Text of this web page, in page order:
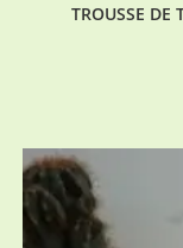
TROUSSE DE